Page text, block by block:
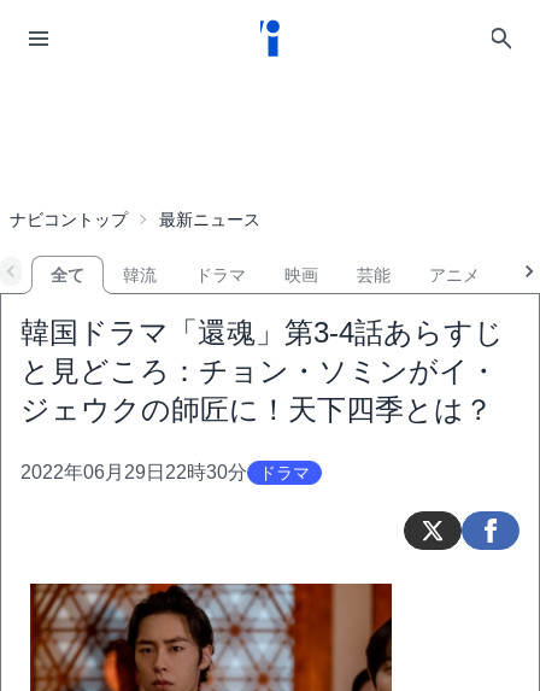
ナビコントップ 最新ニュース
全て 韓流 ドラマ 映画 芸能 アニメ
韓国ドラマ「還魂」第3-4話あらすじ
と見どころ：チョン・ソミンがイ・
ジェウクの師匠に！天下四季とは？
2022年06月29日22時30分 ドラマ